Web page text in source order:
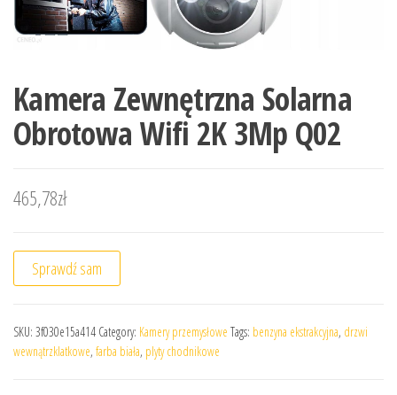
Kamera Zewnętrzna Solarna
Obrotowa Wifi 2K 3Mp Q02
465,78zł
Sprawdź sam
SKU: 3f030e15a414 Category: Kamery przemysłowe Tags: benzyna ekstrakcyjna, drzwi
wewnątrzklatkowe, farba biała, plyty chodnikowe